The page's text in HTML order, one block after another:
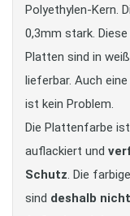
Polyethylen-Kern.
0,3mm stark.
Platten sind in
lieferbar. Auch
ist kein Problem.
Die Plattenfarbe
auflackiert und
Schutz. Die
sind deshalb